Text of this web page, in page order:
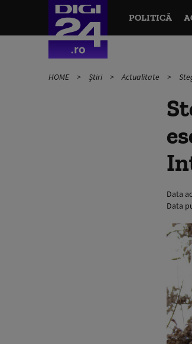
POLITICĂ
HOME Știri Actualitate
Data
Data